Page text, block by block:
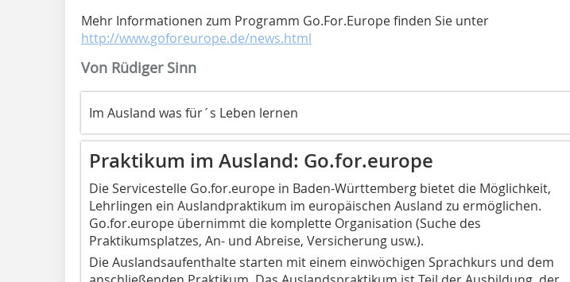
Mehr Informationen zum Programm Go.For.Europe finden Sie unter
http://www.goforeurope.de/news.html
Von Rüdiger Sinn
Im Ausland was für´s Leben lernen
Praktikum im Ausland: Go.for.europe
Die Servicestelle Go.for.europe in Baden-Württemberg bietet die Möglichkeit,
Lehrlingen ein Auslandpraktikum im europäischen Ausland zu ermöglichen.
Go.for.europe übernimmt die komplette Organisation (Suche des
Praktikumsplatzes, An- und Abreise, Versicherung usw.).
Die Auslandsaufenthalte starten mit einem einwöchigen Sprachkurs und dem